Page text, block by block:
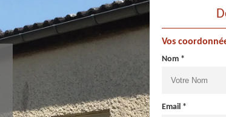
Vos
Nom *
Email *